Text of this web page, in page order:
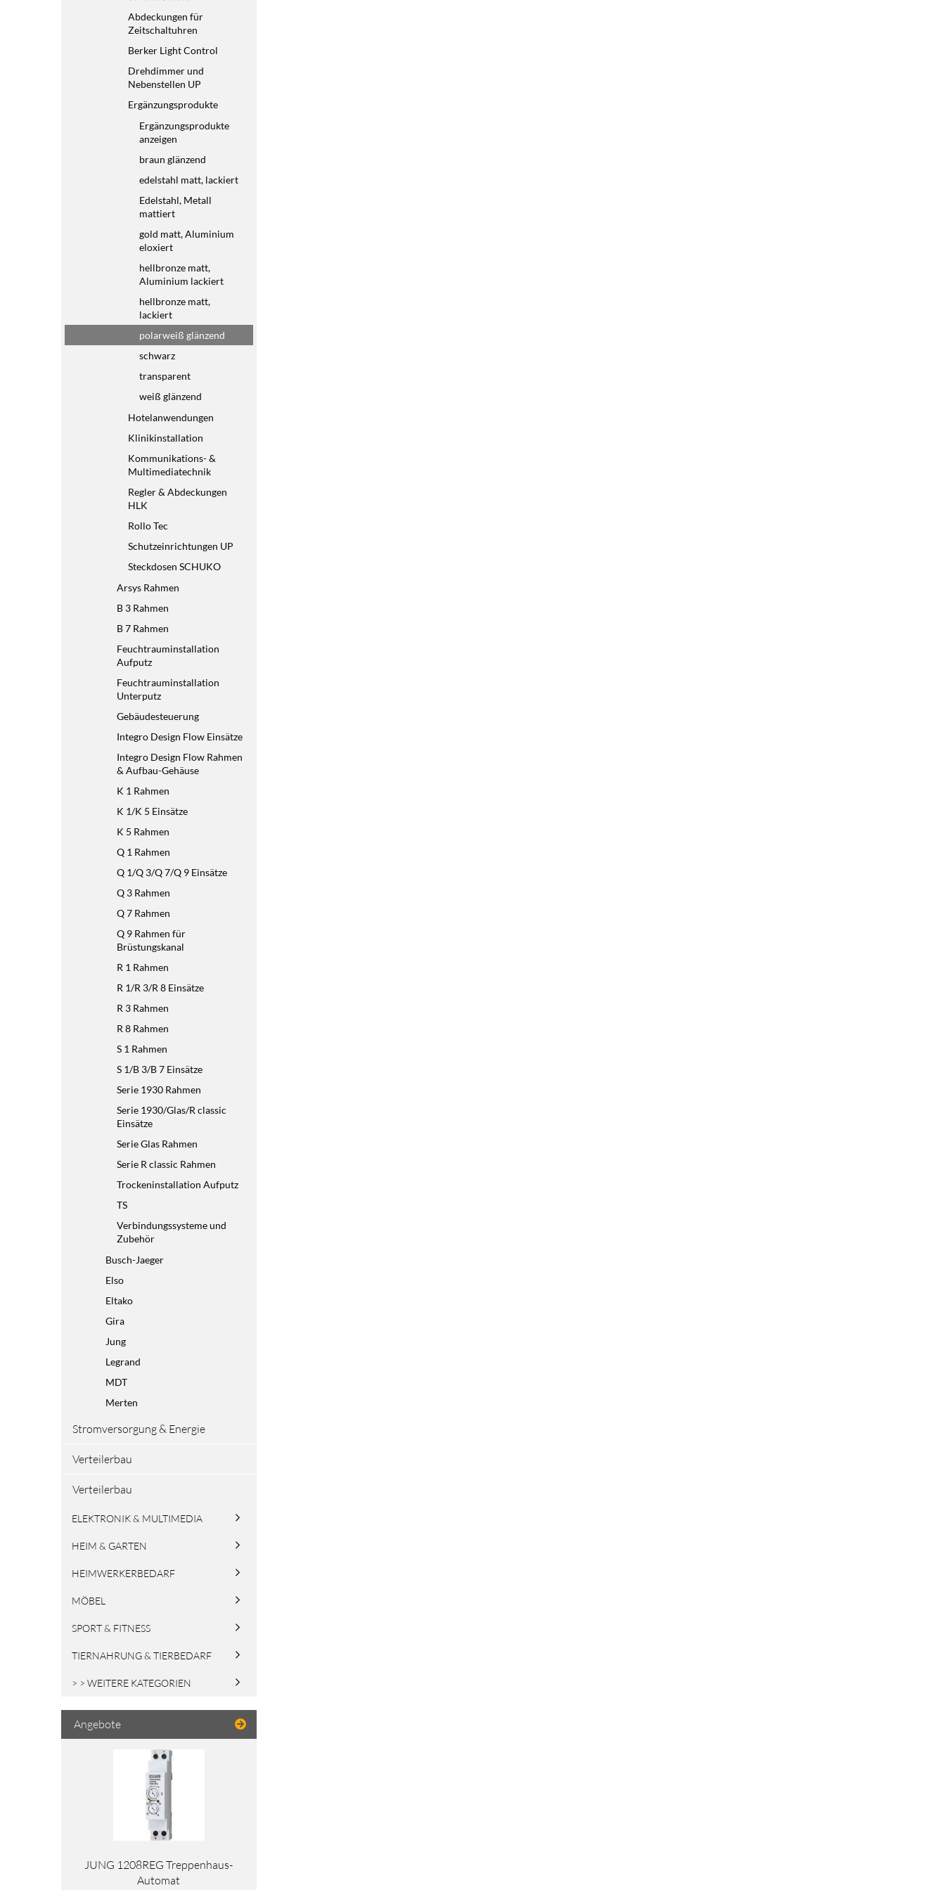
Abdeckungen für
Zeitschaltuhren
Berker Light Control
Drehdimmer und
Nebenstellen UP
Ergänzungsprodukte
Ergänzungsprodukte
anzeigen
braun glänzend
edelstahl matt, lackiert
Edelstahl, Metall
mattiert
gold matt, Aluminium
eloxiert
hellbronze matt,
Aluminium lackiert
hellbronze matt,
lackiert
polarweiß glänzend
schwarz
transparent
weiß glänzend
Hotelanwendungen
Klinikinstallation
Kommunikations- &
Multimediatechnik
Regler & Abdeckungen
HLK
Rollo Tec
Schutzeinrichtungen UP
Steckdosen SCHUKO
Arsys Rahmen
B 3 Rahmen
B 7 Rahmen
Feuchtrauminstallation
Aufputz
Feuchtrauminstallation
Unterputz
Gebäudesteuerung
Integro Design Flow Einsätze
Integro Design Flow Rahmen
& Aufbau-Gehäuse
K 1 Rahmen
K 1/K 5 Einsätze
K 5 Rahmen
Q 1 Rahmen
Q 1/Q 3/Q 7/Q 9 Einsätze
Q 3 Rahmen
Q 7 Rahmen
Q 9 Rahmen für
Brüstungskanal
R 1 Rahmen
R 1/R 3/R 8 Einsätze
R 3 Rahmen
R 8 Rahmen
S 1 Rahmen
S 1/B 3/B 7 Einsätze
Serie 1930 Rahmen
Serie 1930/Glas/R classic
Einsätze
Serie Glas Rahmen
Serie R classic Rahmen
Trockeninstallation Aufputz
TS
Verbindungssysteme und
Zubehör
Busch-Jaeger
Elso
Eltako
Gira
Jung
Legrand
MDT
Merten
Stromversorgung & Energie
Verteilerbau
Verteilerbau
ELEKTRONIK & MULTIMEDIA
HEIM & GARTEN
HEIMWERKERBEDARF
MÖBEL
SPORT & FITNESS
TIERNAHRUNG & TIERBEDARF
> > WEITERE KATEGORIEN
Angebote
JUNG 1208REG Treppenhaus-
Automat